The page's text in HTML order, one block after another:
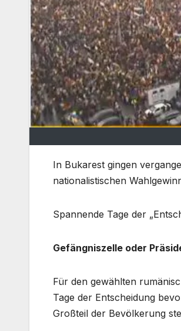
In Bukarest gingen
nationalistischen
Spannende Tage der
Gefängniszelle oder
Für den gewählten
Tage der Entscheidung
Großteil der Bevölkerung